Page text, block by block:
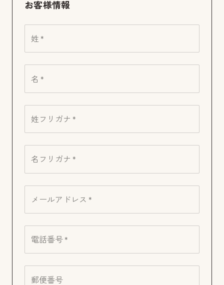
お客様情報
姓 *
名 *
姓フリガナ *
名フリガナ *
メールアドレス *
電話番号 *
郵便番号